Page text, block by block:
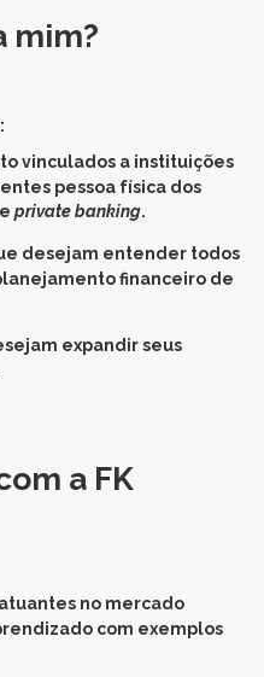
mim?
vinculados a instituições
pessoa física dos
private banking.
desejam entender todos
financeiro de
expandir seus
a FK
no mercado
com exemplos